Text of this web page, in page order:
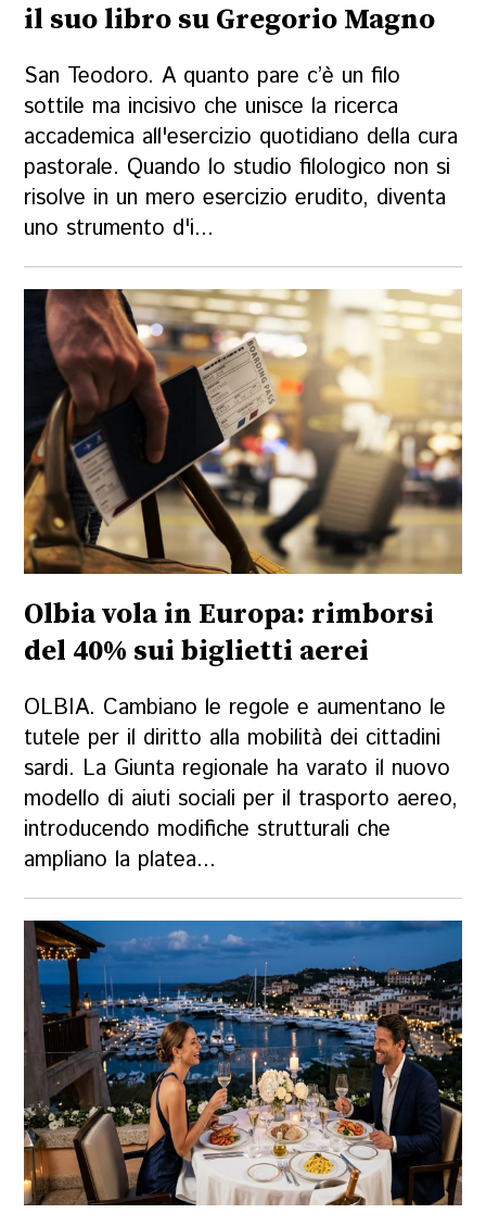
il suo libro su Gregorio Magno
San Teodoro. A quanto pare c’è un filo
sottile ma incisivo che unisce la ricerca
accademica all'esercizio quotidiano della cura
pastorale. Quando lo studio filologico non si
risolve in un mero esercizio erudito, diventa
uno strumento d'i...
Olbia vola in Europa: rimborsi
del 40% sui biglietti aerei
OLBIA. Cambiano le regole e aumentano le
tutele per il diritto alla mobilità dei cittadini
sardi. La Giunta regionale ha varato il nuovo
modello di aiuti sociali per il trasporto aereo,
introducendo modifiche strutturali che
ampliano la platea...